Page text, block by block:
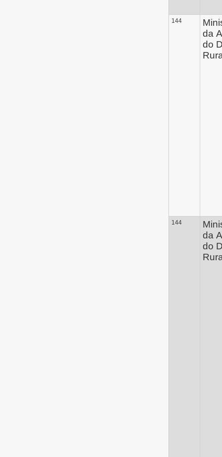
144
da
do
144
da
do